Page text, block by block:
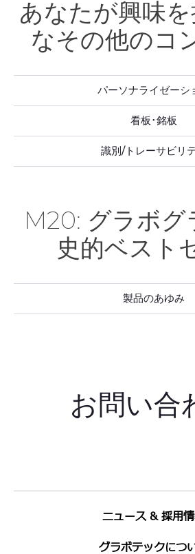
あなたが興味を
なその他のコ
パーソナライゼーシ
看板･銘板
識別/トレーサビリ
M20: グラボグ
史的ベスト
製品のあゆみ
お問い合
ニュース & 採用
グラボテックにつ